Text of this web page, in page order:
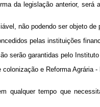
da legislação anterior,
não podendo ser objeto de
pelas instituições
serão garantidas pelo
e Reforma
qualquer tempo que